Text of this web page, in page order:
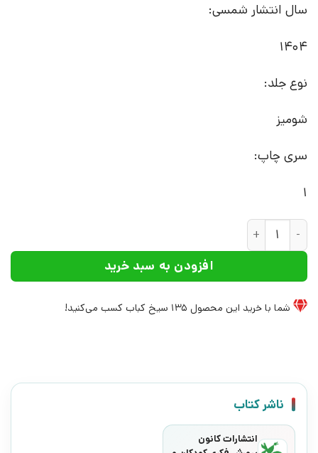
سال انتشار شمسی:
1404
نوع جلد:
شومیز
سری چاپ:
1
کتاب معبد مرگ و شمشیر طلایی | انتشارات کانون پرورش فکری
افزودن به سبد خرید
شما با خرید این محصول 135 سیخ کباب کسب می‌کنید!
ناشر کتاب
انتشارات کانون